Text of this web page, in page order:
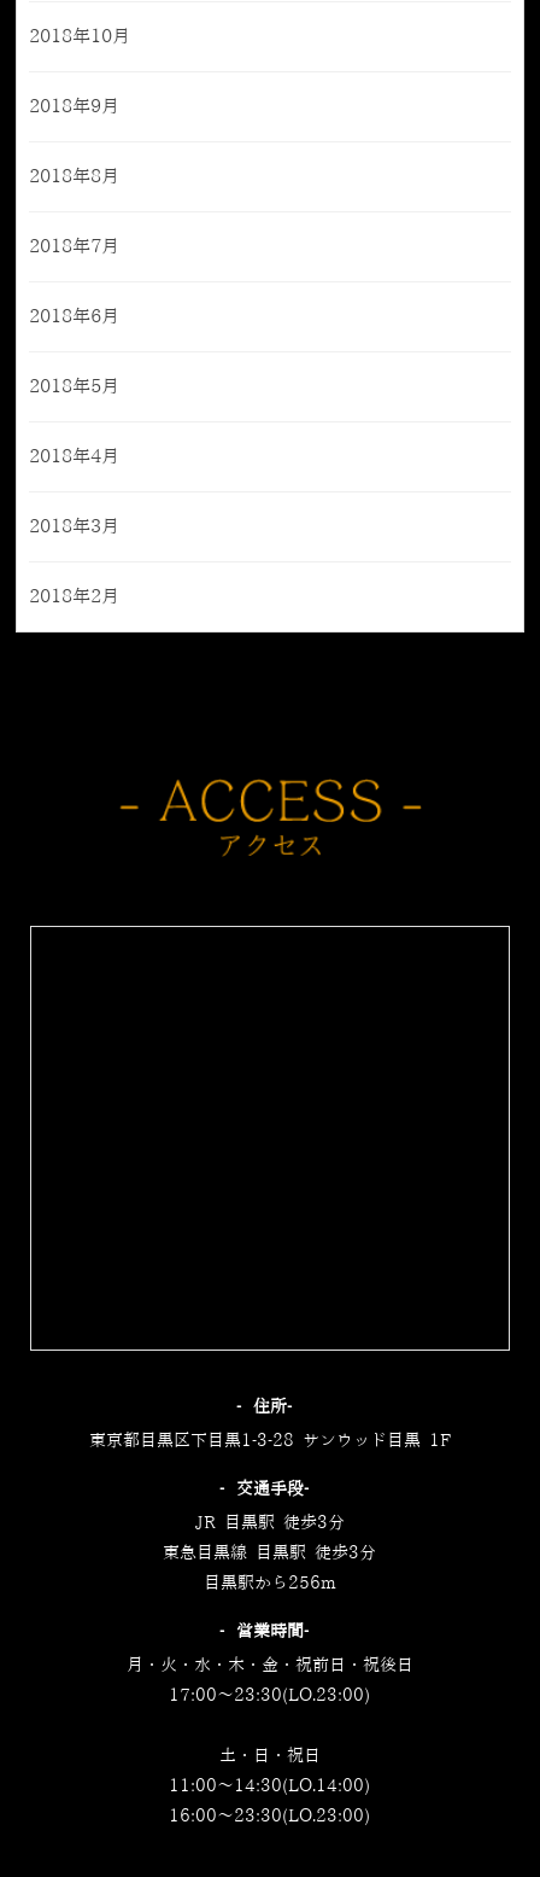
2018年10月
2018年9月
2018年8月
2018年7月
2018年6月
2018年5月
2018年4月
2018年3月
2018年2月
‐住所‐
東京都目黒区下目黒1-3-28 サンウッド目黒 1F
‐交通手段‐
JR 目黒駅 徒歩3分
東急目黒線 目黒駅 徒歩3分
目黒駅から256m
‐営業時間‐
月・火・水・木・金・祝前日・祝後日
17:00～23:30(LO.23:00)
土・日・祝日
11:00～14:30(LO.14:00)
16:00～23:30(LO.23:00)